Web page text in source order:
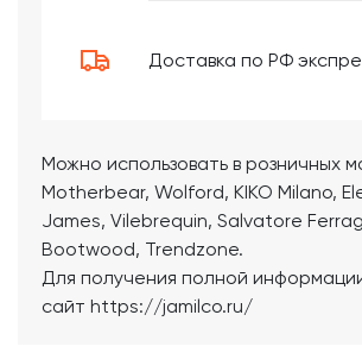
Доставка по РФ
Можно использовать в розничных
Motherbear, Wolford, KIKO Milano,
James, Vilebrequin, Salvatore
Bootwood, Trendzone.
Для получения полной
сайт https://jamilco.ru/